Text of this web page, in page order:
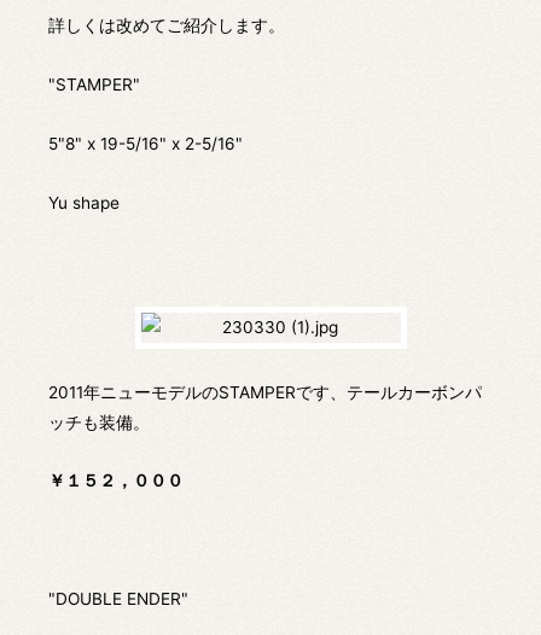
詳しくは改めてご紹介します。
"STAMPER"
5"8" x 19-5/16" x 2-5/16"
Yu shape
2011年ニューモデルのSTAMPERです、テールカーボンパ
ッチも装備。
￥１５２，０００
"DOUBLE ENDER"